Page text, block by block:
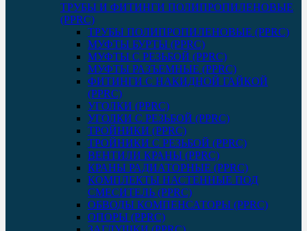
ТРУБЫ И ФИТИНГИ ПОЛИПРОПИЛЕНОВЫЕ
(PPRC)
ТРУБЫ ПОЛИПРОПИЛЕНОВЫЕ (PPRC)
МУФТЫ БУРТЫ (PPRC)
МУФТЫ C РЕЗЬБОЙ (PPRC)
МУФТЫ РАЗЪЕМНЫЕ (PPRC)
ФИТИНГИ С НАКИДНОЙ ГАЙКОЙ
(PPRC)
УГОЛКИ (PPRC)
УГОЛКИ С РЕЗЬБОЙ (PPRC)
ТРОЙНИКИ (PPRC)
ТРОЙНИКИ С РЕЗЬБОЙ (PPRC)
ВЕНТИЛИ КРАНЫ (PPRC)
КРАНЫ РАДИАТОРНЫЕ (PPRC)
КОМПЛЕКТЫ НАСТЕННЫЕ ПОД
СМЕСИТЕЛЬ (PPRC)
ОБВОДЫ КОМПЕНСАТОРЫ (PPRC)
ОПОРЫ (PPRC)